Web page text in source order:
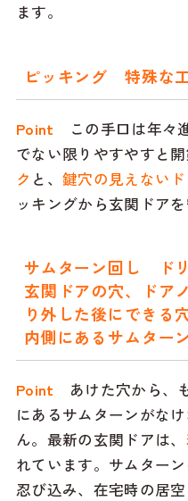
ます。
ピッキング 特殊な
Point この手口は年々
でない限りやすやすと
ク と、 鍵穴の見えない
ッキングから玄関ドアを
サムターン回し ド
玄関ドアの穴、ドア
り外した後にできる
内側にあるサムター
Point あけた穴から、
にあるサムターンがな
ん。最新の玄関ドアは、
れています。サムター
忍び込み、在宅時の居空